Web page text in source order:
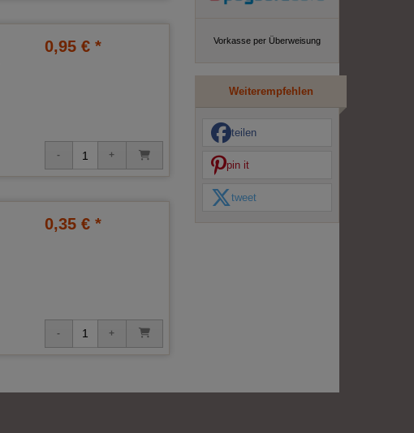
0,95 € *
0,35 € *
Vorkasse per Überweisung
Weiterempfehlen
teilen
pin it
tweet